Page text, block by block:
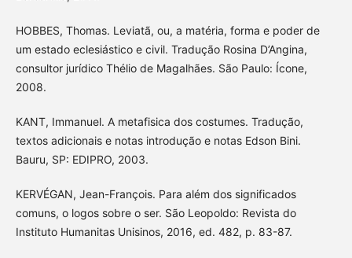
HOBBES, Thomas. Leviatã, ou, a matéria, forma e poder de
um estado eclesiástico e civil. Tradução Rosina D’Angina,
consultor jurídico Thélio de Magalhães. São Paulo: Ícone,
2008.
KANT, Immanuel. A metafisica dos costumes. Tradução,
textos adicionais e notas introdução e notas Edson Bini.
Bauru, SP: EDIPRO, 2003.
KERVÉGAN, Jean-François. Para além dos significados
comuns, o logos sobre o ser. São Leopoldo: Revista do
Instituto Humanitas Unisinos, 2016, ed. 482, p. 83-87.